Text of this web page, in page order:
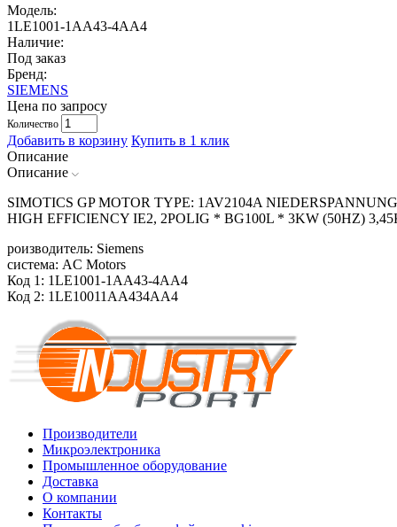
Модель:
1LE1001-1AA43-4AA4
Наличие:
Под заказ
Бренд:
SIEMENS
Цена по запросу
Количество
Добавить в корзину Купить в 1 клик
Описание
Описание
SIMOTICS GP MOTOR TYPE: 1AV2104A
HIGH EFFICIENCY IE2, 2POLIG * BG100L * 3KW (50HZ)
роизводитель: Siemens
система: AC Motors
Код 1: 1LE1001-1AA43-4AA4
Код 2: 1LE10011AA434AA4
Производители
Микроэлектроника
Промышленное оборудование
Доставка
О компании
Контакты